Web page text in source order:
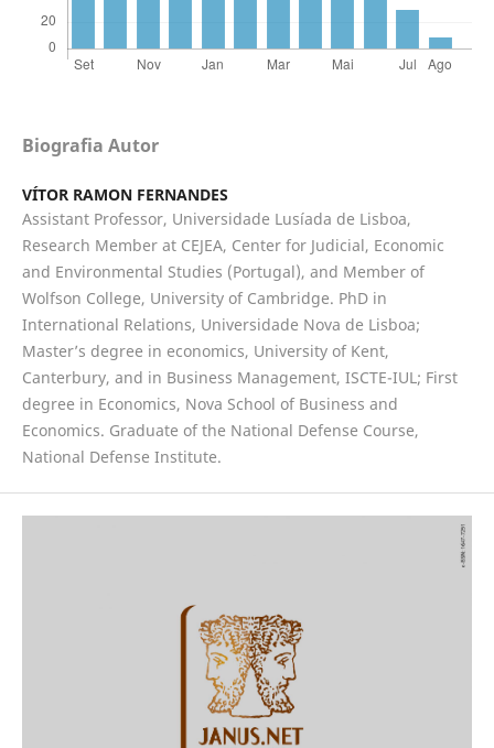
Biografia Autor
VÍTOR RAMON FERNANDES
Assistant Professor, Universidade Lusíada de Lisboa,
Research Member at CEJEA, Center for Judicial, Economic
and Environmental Studies (Portugal), and Member of
Wolfson College, University of Cambridge. PhD in
International Relations, Universidade Nova de Lisboa;
Master’s degree in economics, University of Kent,
Canterbury, and in Business Management, ISCTE-IUL; First
degree in Economics, Nova School of Business and
Economics. Graduate of the National Defense Course,
National Defense Institute.